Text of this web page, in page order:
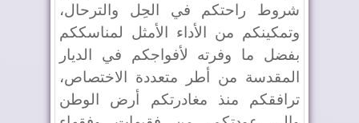
شروط راحتكم في الحِل والترحال،
وتمكينكم من الأداء الأمثل لمناسككم
بفضل ما وفرته لأفواجكم في الديار
المقدسة من أطر متعددة الاختصاص،
ترافقكم منذ مغادرتكم أرض الوطن